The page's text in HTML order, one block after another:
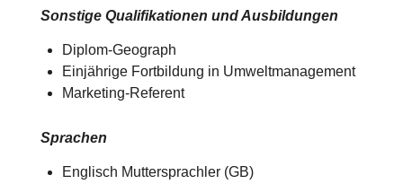
Sonstige Qualifikationen und Ausbildungen
Diplom-Geograph
Einjährige Fortbildung in Umweltmanagement
Marketing-Referent
Sprachen
Englisch Muttersprachler (GB)